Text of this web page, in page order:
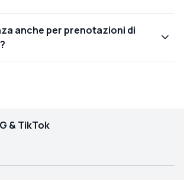
anche per prenotazioni di
& TikTok